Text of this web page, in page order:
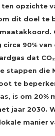
opzichte
dit doel te
circa 90%
dat
stappen die
te
is om 20%
jaar 2030.
manier